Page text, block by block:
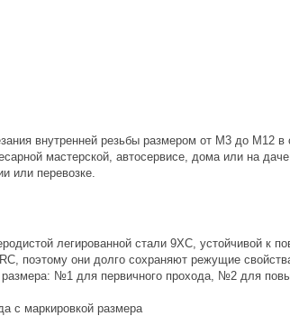
внутренней резьбы размером от М3 до М12 в
мастерской, автосервисе, дома или на
или перевозке.
легированной стали 9ХС, устойчивой к
поэтому они долго сохраняют режущие
№1 для первичного прохода, №2 для
с маркировкой размера